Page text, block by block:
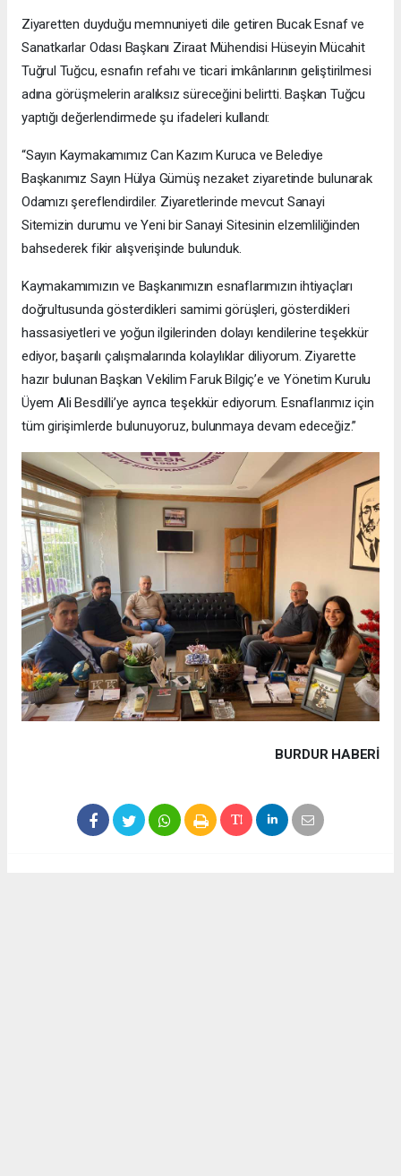
Ziyaretten duyduğu memnuniyeti dile getiren Bucak Esnaf ve
Sanatkarlar Odası Başkanı Ziraat Mühendisi Hüseyin Mücahit
Tuğrul Tuğcu, esnafın refahı ve ticari imkânlarının geliştirilmesi
adına görüşmelerin aralıksız süreceğini belirtti. Başkan Tuğcu
yaptığı değerlendirmede şu ifadeleri kullandı:
“Sayın Kaymakamımız Can Kazım Kuruca ve Belediye
Başkanımız Sayın Hülya Gümüş nezaket ziyaretinde bulunarak
Odamızı şereflendirdiler. Ziyaretlerinde mevcut Sanayi
Sitemizin durumu ve Yeni bir Sanayi Sitesinin elzemliliğinden
bahsederek fikir alışverişinde bulunduk.
Kaymakamımızın ve Başkanımızın esnaflarımızın ihtiyaçları
doğrultusunda gösterdikleri samimi görüşleri, gösterdikleri
hassasiyetleri ve yoğun ilgilerinden dolayı kendilerine teşekkür
ediyor, başarılı çalışmalarında kolaylıklar diliyorum. Ziyarette
hazır bulunan Başkan Vekilim Faruk Bilgiç’e ve Yönetim Kurulu
Üyem Ali Besdilli’ye ayrıca teşekkür ediyorum. Esnaflarımız için
tüm girişimlerde bulunuyoruz, bulunmaya devam edeceğiz.”
BURDUR HABERİ